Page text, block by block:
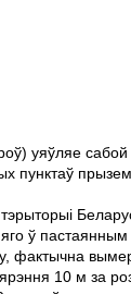
уяўляе
пунктаў
ў пастаянным
фактычна
10 м за